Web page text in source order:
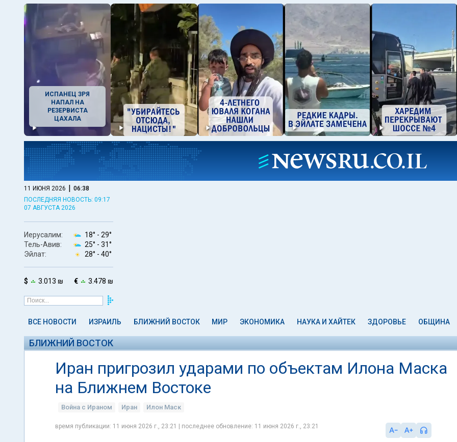
ИСПАНЕЦ ЗРЯ
НАПАЛ НА
РЕЗЕРВИСТА
ЦАХАЛА
11 ИЮНЯ 2026 | 06:38
ПОСЛЕДНЯЯ НОВОСТЬ: 09:17
07 АВГУСТА 2026
Иерусалим: 18° - 29°
Тель-Авив:
25° - 31°
Эйлат:
28° - 40°
$ 3.013 ₪ € 3.478 ₪
ВСЕ НОВОСТИ ИЗРАИЛЬ БЛИЖНИЙ ВОСТОК МИР ЭКОНОМИКА НАУКА И ХАЙТЕК ЗДОРОВЬЕ ОБЩИНА
БЛИЖНИЙ ВОСТОК
Иран пригрозил ударами по объектам Илона Маска
на Ближнем Востоке
Война с Ираном Иран Илон Маск
время публикации: 11 июня 2026 г., 23:21 | последнее обновление: 11 июня 2026 г., 23:21